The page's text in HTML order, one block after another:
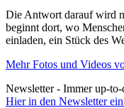
Die Antwort darauf wird
beginnt dort, wo
einladen, ein Stück des
Mehr Fotos und Videos
Newsletter - Immer up-to-
Hier in den Newsletter